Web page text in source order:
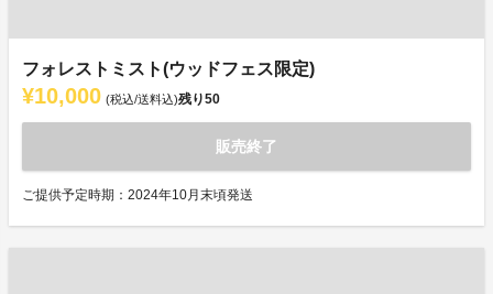
フォレストミスト(ウッドフェス限定)
¥10,000 (税込/送料込)残り50
販売終了
ご提供予定時期：2024年10月末頃発送